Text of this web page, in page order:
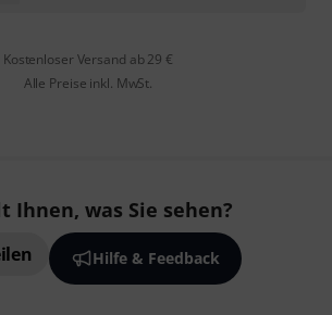
Kostenloser Versand ab 29 €
Alle Preise inkl. MwSt.
Ihnen, was Sie sehen?
Hilfe & Feedback